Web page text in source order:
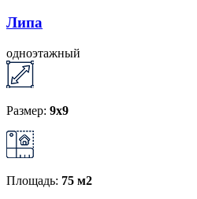
Липа
одноэтажный
Размер: 9х9
Площадь: 75 м2